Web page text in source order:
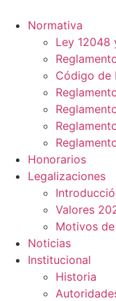
contenido
Normativa
Ley 12048
Código de
Honorarios
Legalizaciones
Valores
Motivos
Noticias
Institucional
Historia